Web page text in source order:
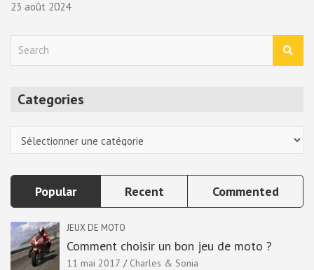
23 août 2024
Categories
Popular Recent Commented
JEUX DE MOTO
Comment choisir un bon jeu de moto ?
11 mai 2017 Charles & Sonia